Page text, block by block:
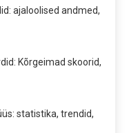
ajaloolised andmed,
Kõrgeimad skoorid,
statistika, trendid,